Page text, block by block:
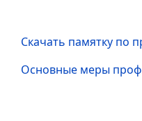
Скачать памятку по
Основные меры